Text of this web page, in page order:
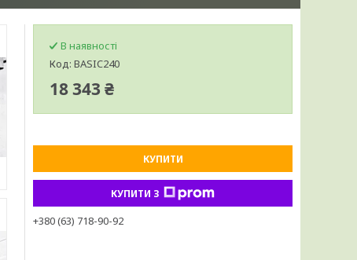
В наявності
Код: BASIC240
18 343 ₴
КУПИТИ
КУПИТИ З
+380 (63) 718-90-92